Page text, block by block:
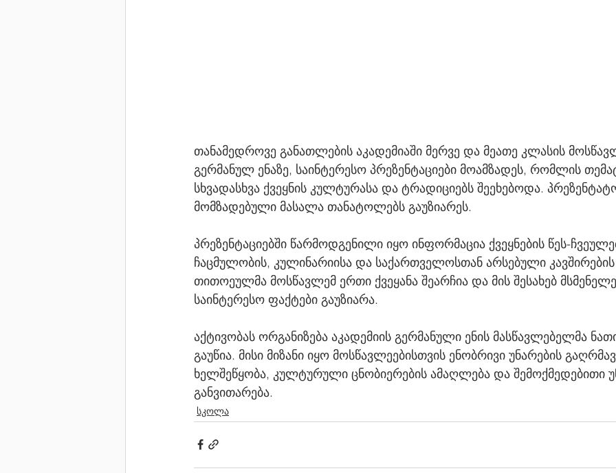
თანამედროვე განათლების აკადემიაში მერვე და მეათე კლასის
გერმანულ ენაზე, საინტერესო პრეზენტაციები მოამზადეს, რომლის
სხვადასხვა ქვეყნის კულტურასა და ტრადიციებს შეეხებოდა.
მომზადებული მასალა თანატოლებს გაუზიარეს.
პრეზენტაციებში წარმოდგენილი იყო ინფორმაცია ქვეყნების წეს-
ჩაცმულობის, კულინარიისა და საქართველოსთან არსებული კავშირების
თითოეულმა მოსწავლემ ერთი ქვეყანა შეარჩია და მის შესახებ
საინტერესო ფაქტები გაუზიარა.
აქტივობას ორგანიზება აკადემიის გერმანული ენის მასწავლებელმა
გაუწია. მისი მიზანი იყო მოსწავლეებისთვის ენობრივი უნარების
ხელშეწყობა, კულტურული ცნობიერების ამაღლება და შემოქმედებითი
განვითარება.
სკოლა